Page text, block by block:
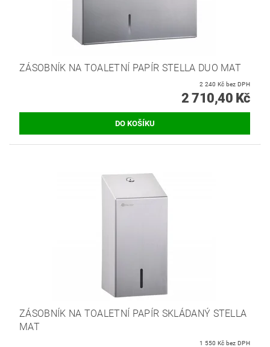
ZÁSOBNÍK NA TOALETNÍ PAPÍR STELLA DUO MAT
2 240 Kč bez DPH
2 710,40 Kč
ZÁSOBNÍK NA TOALETNÍ PAPÍR SKLÁDANÝ STELLA
MAT
1 550 Kč bez DPH